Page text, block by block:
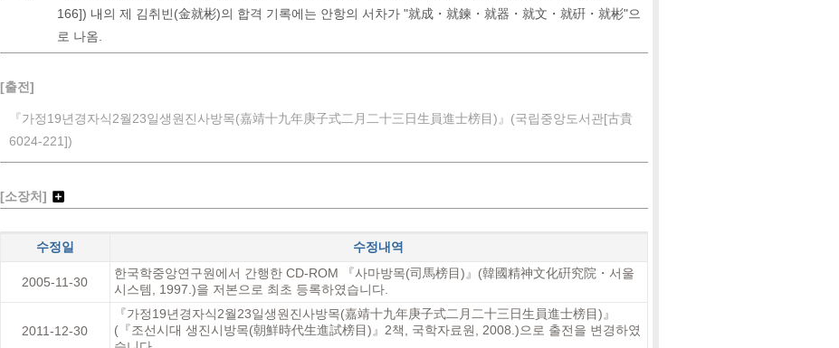
166]) 내의 제 김취빈(金就彬)의 합격 기록에는 안항의 서차가 "就成・就鍊・就器・就文・就硏・就彬"으
로 나옴.
[출전]
『가정19년경자식2월23일생원진사방목(嘉靖十九年庚子式二月二十三日生員進士榜目)』(국립중앙도서관[古貴
6024-221])
[소장처]
수정일 수정내역
2005-11-30
한국학중앙연구원에서 간행한 CD-ROM 『사마방목(司馬榜目)』(韓國精神文化硏究院・서울
시스템, 1997.)을 저본으로 최초 등록하였습니다.
2011-12-30
『가정19년경자식2월23일생원진사방목(嘉靖十九年庚子式二月二十三日生員進士榜目)』
(『조선시대 생진시방목(朝鮮時代生進試榜目)』2책, 국학자료원, 2008.)으로 출전을 변경하였